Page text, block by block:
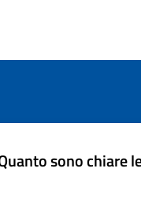
sono chiare